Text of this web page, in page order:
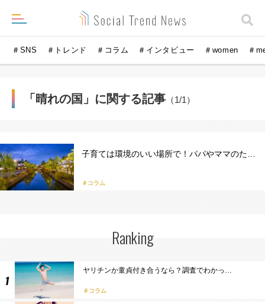
＃SNS ＃トレンド ＃コラム ＃インタビュー ＃women ＃
「晴れの国」に関する記事 （1/1）
子育ては環境のいい場所で！パパやママのた…
＃コラム
Ranking
ヤリチンか童貞付き合うなら？調査でわかっ…
コラム